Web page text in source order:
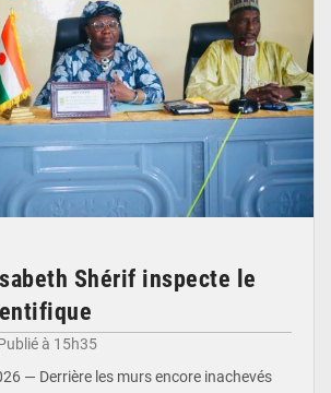
Shérif inspecte le
à 15h35
— Derrière les murs encore inachevés